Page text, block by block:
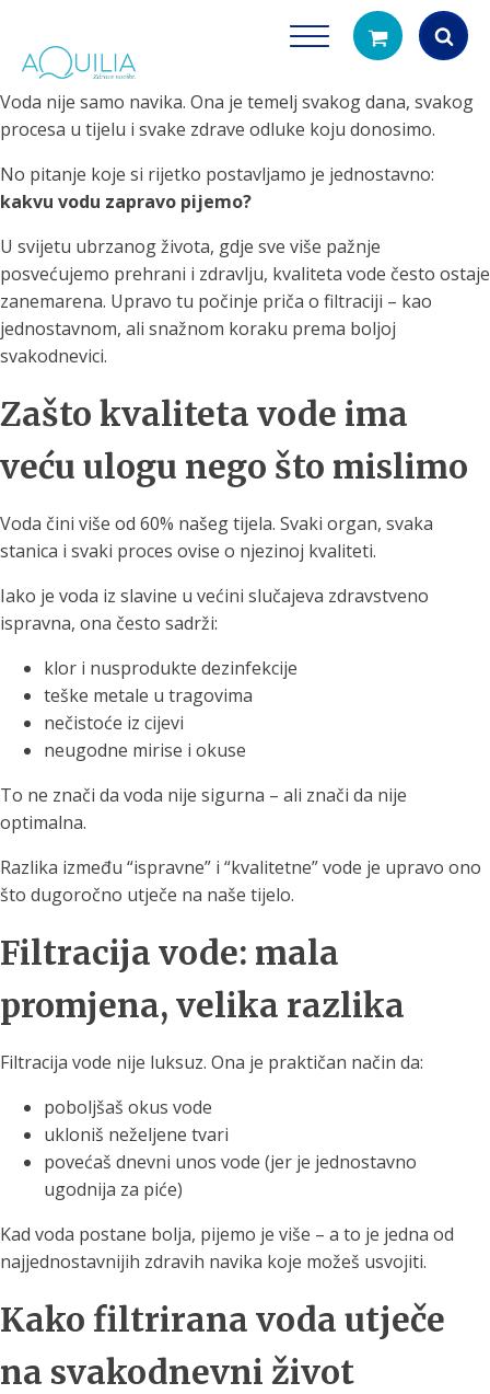
Products
search
Voda nije samo navika. Ona je temelj svakog dana, svakog
procesa u tijelu i svake zdrave odluke koju donosimo.
No pitanje koje si rijetko postavljamo je jednostavno:
kakvu vodu zapravo pijemo?
U svijetu ubrzanog života, gdje sve više pažnje
posvećujemo prehrani i zdravlju, kvaliteta vode često ostaje
zanemarena. Upravo tu počinje priča o filtraciji – kao
jednostavnom, ali snažnom koraku prema boljoj
svakodnevici.
Zašto kvaliteta vode ima
veću ulogu nego što mislimo
Voda čini više od 60% našeg tijela. Svaki organ, svaka
stanica i svaki proces ovise o njezinoj kvaliteti.
Iako je voda iz slavine u većini slučajeva zdravstveno
ispravna, ona često sadrži:
klor i nusprodukte dezinfekcije
teške metale u tragovima
nečistoće iz cijevi
neugodne mirise i okuse
To ne znači da voda nije sigurna – ali znači da nije
optimalna.
Razlika između “ispravne” i “kvalitetne” vode je upravo ono
što dugoročno utječe na naše tijelo.
Filtracija vode: mala
promjena, velika razlika
Filtracija vode nije luksuz. Ona je praktičan način da:
poboljšaš okus vode
ukloniš neželjene tvari
povećaš dnevni unos vode (jer je jednostavno
ugodnija za piće)
Kad voda postane bolja, pijemo je više – a to je jedna od
najjednostavnijih zdravih navika koje možeš usvojiti.
Kako filtrirana voda utječe
na svakodnevni život
Tuš glave